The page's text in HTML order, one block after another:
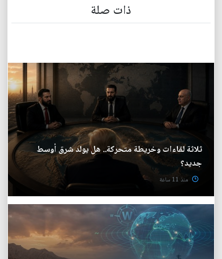
ذات صلة
ثلاثة لقاءات وخريطة متحركة.. هل يولد شرق أوسط
جديد؟
منذ 11 ساعة